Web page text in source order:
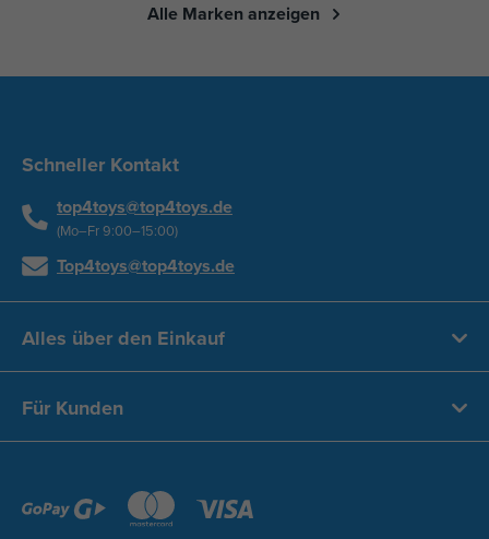
Alle Marken anzeigen
Schneller Kontakt
top4toys@top4toys.de
(Mo–Fr 9:00–15:00)
Top4toys@top4toys.de
Alles über den Einkauf
Für Kunden